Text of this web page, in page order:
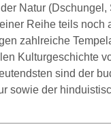
Natur (Dschungel,
Reihe teils noch
zahlreiche
Kulturgeschichte
sind der
sowie der